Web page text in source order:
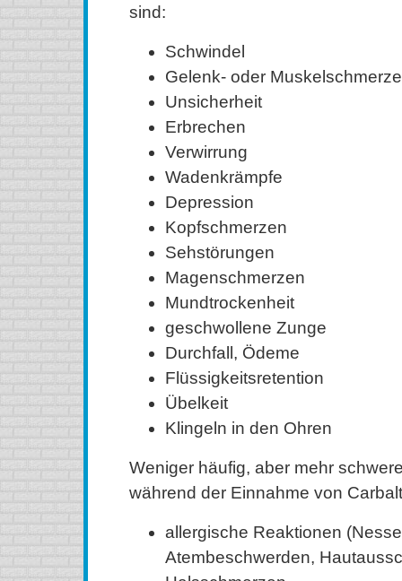
sind:
Schwindel
Gelenk- oder
Unsicherheit
Erbrechen
Verwirrung
Wadenkrämpfe
Depression
Kopfschmerzen
Sehstörungen
Magenschmerzen
Mundtrockenheit
geschwollene Zunge
Durchfall, Ödeme
Flüssigkeitsretention
Übelkeit
Klingeln in den Ohren
Weniger häufig, aber mehr
während der Einnahme von
allergische Reaktionen
Atembeschwerden,